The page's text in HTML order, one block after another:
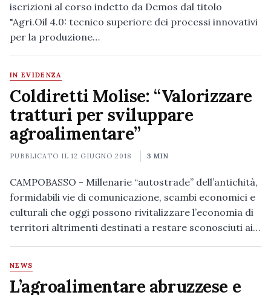
iscrizioni al corso indetto da Demos dal titolo
"Agri.Oil 4.0: tecnico superiore dei processi innovativi
per la produzione…
IN EVIDENZA
Coldiretti Molise: “Valorizzare
tratturi per sviluppare
agroalimentare”
PUBBLICATO IL12 GIUGNO 2018 3 MIN
CAMPOBASSO - Millenarie “autostrade” dell’antichità,
formidabili vie di comunicazione, scambi economici e
culturali che oggi possono rivitalizzare l’economia di
territori altrimenti destinati a restare sconosciuti ai…
NEWS
L’agroalimentare abruzzese e